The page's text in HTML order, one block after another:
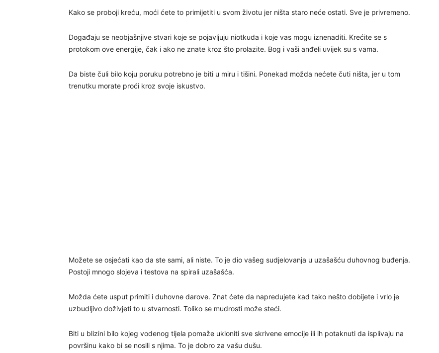
Kako se proboji kreću, moći ćete to primijetiti u svom životu jer ništa staro neće ostati. Sve je privremeno.
Događaju se neobjašnjive stvari koje se pojavljuju niotkuda i koje vas mogu iznenaditi. Krećite se s
protokom ove energije, čak i ako ne znate kroz što prolazite. Bog i vaši anđeli uvijek su s vama.
Da biste čuli bilo koju poruku potrebno je biti u miru i tišini. Ponekad možda nećete čuti ništa, jer u tom
trenutku morate proći kroz svoje iskustvo.
Možete se osjećati kao da ste sami, ali niste. To je dio vašeg sudjelovanja u uzašašću duhovnog buđenja.
Postoji mnogo slojeva i testova na spirali uzašašća.
Možda ćete usput primiti i duhovne darove. Znat ćete da napredujete kad tako nešto dobijete i vrlo je
uzbudljivo doživjeti to u stvarnosti. Toliko se mudrosti može steći.
Biti u blizini bilo kojeg vodenog tijela pomaže ukloniti sve skrivene emocije ili ih potaknuti da isplivaju na
površinu kako bi se nosili s njima. To je dobro za vašu dušu.